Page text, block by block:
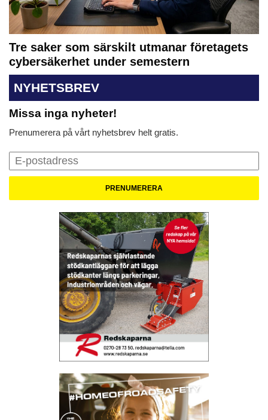
Tre saker som särskilt utmanar företagets
cybersäkerhet under semestern
NYHETSBREV
Missa inga nyheter!
Prenumerera på vårt nyhetsbrev helt gratis.